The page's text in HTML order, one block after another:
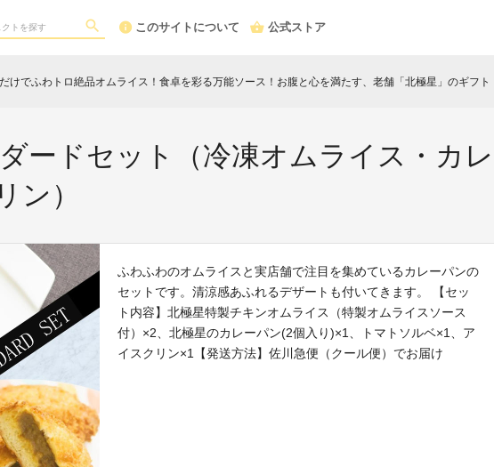
このサイトについて 公式ストア
けでふわトロ絶品オムライス！食卓を彩る万能ソース！お腹と心を満たす、老舗「北極星」のギフト
ードセット（冷凍オムライス・カ
ン）
ふわふわのオムライスと実店舗で注目を集めているカレーパンの
セットです。清涼感あふれるデザートも付いてきます。 【セッ
ト内容】北極星特製チキンオムライス（特製オムライスソース
付）×2、北極星のカレーパン(2個入り)×1、トマトソルベ×1、ア
イスクリン×1【発送方法】佐川急便（クール便）でお届け